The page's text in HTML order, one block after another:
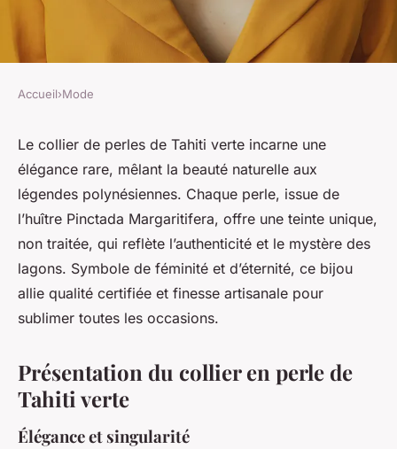
Collier perle tahiti verte :
élégance unique et naturelle
Youssef •5 septembre 2025•4 min de lecture
Accueil›Mode
Le collier de perles de Tahiti verte incarne une
élégance rare, mêlant la beauté naturelle aux
légendes polynésiennes. Chaque perle, issue de
l’huître Pinctada Margaritifera, offre une teinte unique,
non traitée, qui reflète l’authenticité et le mystère des
lagons. Symbole de féminité et d’éternité, ce bijou
allie qualité certifiée et finesse artisanale pour
sublimer toutes les occasions.
Présentation du collier en perle de
Tahiti verte
Élégance et singularité